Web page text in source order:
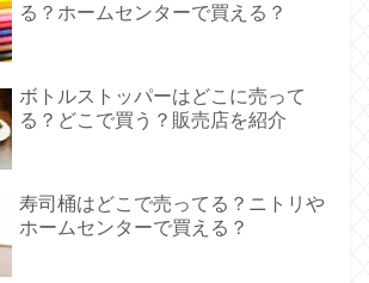
る？ホームセンターで買える？
ボトルストッパーはどこに売って
る？どこで買う？販売店を紹介
寿司桶はどこで売ってる？ニトリや
ホームセンターで買える？